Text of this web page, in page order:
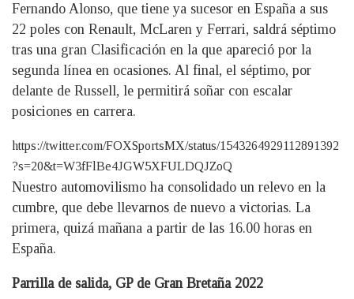
Fernando Alonso, que tiene ya sucesor en España a sus
22 poles con Renault, McLaren y Ferrari, saldrá séptimo
tras una gran Clasificación en la que apareció por la
segunda línea en ocasiones. Al final, el séptimo, por
delante de Russell, le permitirá soñar con escalar
posiciones en carrera.
https://twitter.com/FOXSportsMX/status/1543264929112891392
?s=20&t=W3fFlBe4JGW5XFULDQJZoQ
Nuestro automovilismo ha consolidado un relevo en la
cumbre, que debe llevarnos de nuevo a victorias. La
primera, quizá mañana a partir de las 16.00 horas en
España.
Parrilla de salida, GP de Gran Bretaña 2022